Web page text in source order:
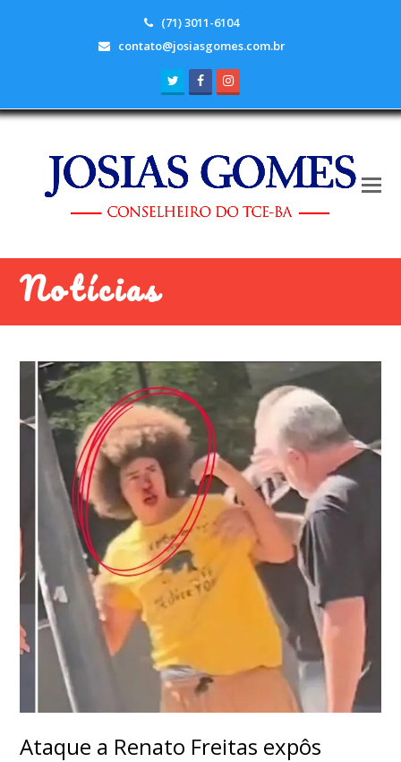
(71) 3011-6104
contato@josiasgomes.com.br
TwitterFacebook
Notícias
Ataque a Renato Freitas expôs